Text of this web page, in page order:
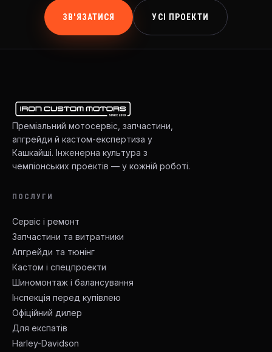
ЗВ'ЯЗАТИСЯ УСІ ПРОЕКТИ
Преміальний мотосервіс, запчастини,
апгрейди й кастом-експертиза у
Кашкайші. Інженерна культура з
чемпіонських проектів — у кожній роботі.
ПОСЛУГИ
Сервіс і ремонт
Запчастини та витратники
Апгрейди та тюнінг
Кастом і спецпроекти
Шиномонтаж і балансування
Інспекція перед купівлею
Офіційний дилер
Для експатів
Harley-Davidson